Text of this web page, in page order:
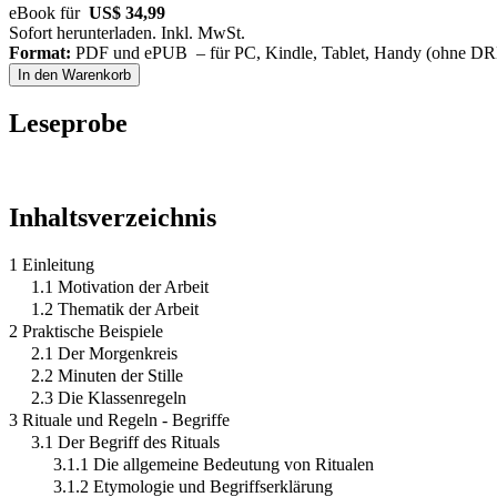
eBook für US$ 34,99
Sofort herunterladen. Inkl. MwSt.
Format: PDF und ePUB – für PC, Kindle, Tablet, Handy (ohne
In den Warenkorb
Leseprobe
Inhaltsverzeichnis
1 Einleitung
1.1 Motivation der Arbeit
1.2 Thematik der Arbeit
2 Praktische Beispiele
2.1 Der Morgenkreis
2.2 Minuten der Stille
2.3 Die Klassenregeln
3 Rituale und Regeln - Begriffe
3.1 Der Begriff des Rituals
3.1.1 Die allgemeine Bedeutung von Ritualen
3.1.2 Etymologie und Begriffserklärung